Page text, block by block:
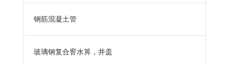
钢筋混凝土管
玻璃钢复合窨水箅，井盖